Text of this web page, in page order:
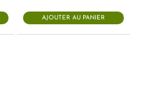
initial
était :
actuel
est :
AJOUTER AU PANIER